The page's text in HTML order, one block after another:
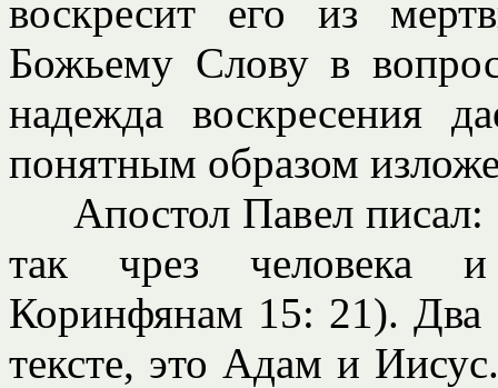
воскресит его из
Божьему Слову в
надежда воскресения
понятным образом
Апостол Павел писал:
так чрез человека
Коринфянам 15: 21). Два
тексте, это Адам и